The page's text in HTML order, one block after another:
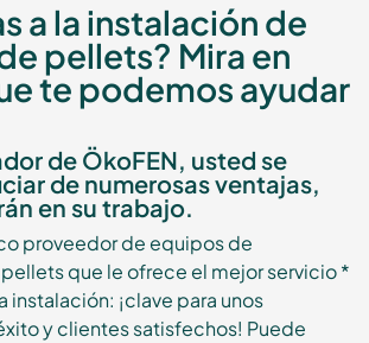
a la instalación de
pellets? Mira en
te podemos ayudar
de ÖkoFEN, usted se
de numerosas ventajas,
en su trabajo.
proveedor de equipos de
que le ofrece el mejor servicio *
instalación: ¡clave para unos
y clientes satisfechos! Puede